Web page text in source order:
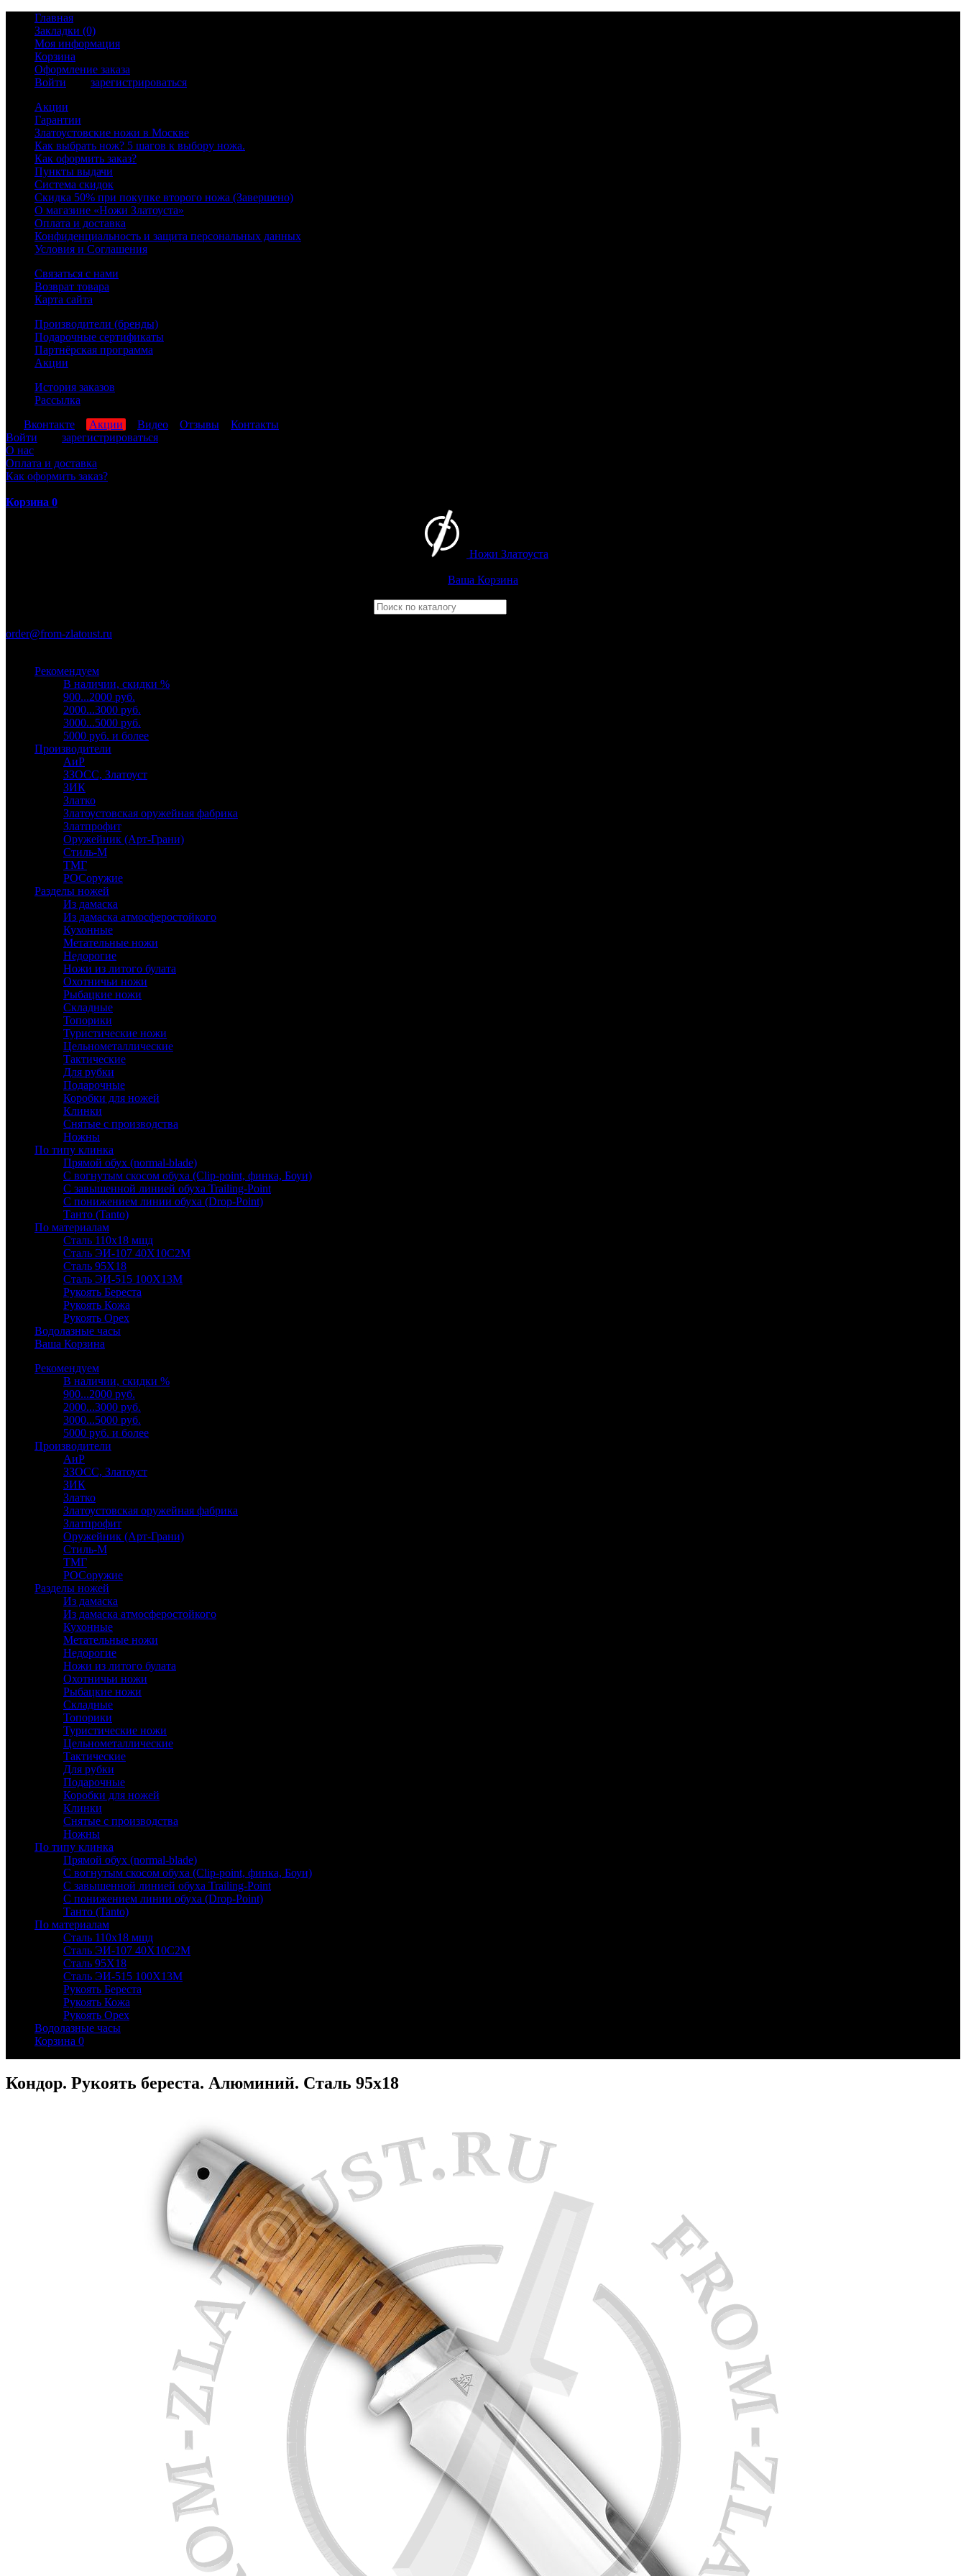
Главная
Закладки (0)
Моя информация
Корзина
Оформление заказа
Войти
зарегистрироваться
Акции
Гарантии
Златоустовские ножи в Москве
Как выбрать нож? 5 шагов к выбору ножа.
Как оформить заказ?
Пункты выдачи
Система скидок
Скидка 50% при покупке второго ножа (Завершено)
О магазине «Ножи Златоуста»
Оплата и доставка
Конфиденциальность и защита персональных данных
Условия и Соглашения
Связаться с нами
Возврат товара
Карта сайта
Производители (бренды)
Подарочные сертификаты
Партнёрская программа
Акции
История заказов
Рассылка
Вконтакте Акции Видео Отзывы
Контакты
Войти
зарегистрироваться
О нас
Оплата и доставка
Как оформить заказ?
Корзина 0
Ножи Златоуста
Ваша Корзина
order@from-zlatoust.ru
Рекомендуем
В наличии, скидки %
900...2000 руб.
2000...3000 руб.
3000...5000 руб.
5000 руб. и более
Производители
АиР
ЗЗОСС, Златоуст
ЗИК
Златко
Златоустовская оружейная фабрика
Златпрофит
Оружейник (Арт-Грани)
Стиль-М
ТМГ
РОСоружие
Разделы ножей
Из дамаска
Из дамаска атмосферостойкого
Кухонные
Метательные ножи
Недорогие
Ножи из литого булата
Охотничьи ножи
Рыбацкие ножи
Складные
Топорики
Туристические ножи
Цельнометаллические
Тактические
Для рубки
Подарочные
Коробки для ножей
Клинки
Снятые с производства
Ножны
По типу клинка
Прямой обух (normal-blade)
С вогнутым скосом обуха (Clip-point, финка, Боуи)
С завышенной линией обуха Trailing-Point
С понижением линии обуха (Drop-Point)
Танто (Tanto)
По материалам
Сталь 110х18 мшд
Сталь ЭИ-107 40Х10С2М
Сталь 95Х18
Сталь ЭИ-515 100Х13М
Рукоять Береста
Рукоять Кожа
Рукоять Орех
Водолазные часы
Ваша Корзина
Рекомендуем
В наличии, скидки %
900...2000 руб.
2000...3000 руб.
3000...5000 руб.
5000 руб. и более
Производители
АиР
ЗЗОСС, Златоуст
ЗИК
Златко
Златоустовская оружейная фабрика
Златпрофит
Оружейник (Арт-Грани)
Стиль-М
ТМГ
РОСоружие
Разделы ножей
Из дамаска
Из дамаска атмосферостойкого
Кухонные
Метательные ножи
Недорогие
Ножи из литого булата
Охотничьи ножи
Рыбацкие ножи
Складные
Топорики
Туристические ножи
Цельнометаллические
Тактические
Для рубки
Подарочные
Коробки для ножей
Клинки
Снятые с производства
Ножны
По типу клинка
Прямой обух (normal-blade)
С вогнутым скосом обуха (Clip-point, финка, Боуи)
С завышенной линией обуха Trailing-Point
С понижением линии обуха (Drop-Point)
Танто (Tanto)
По материалам
Сталь 110х18 мшд
Сталь ЭИ-107 40Х10С2М
Сталь 95Х18
Сталь ЭИ-515 100Х13М
Рукоять Береста
Рукоять Кожа
Рукоять Орех
Водолазные часы
Корзина 0
Кондор. Рукоять береста. Алюминий. Сталь 95х18